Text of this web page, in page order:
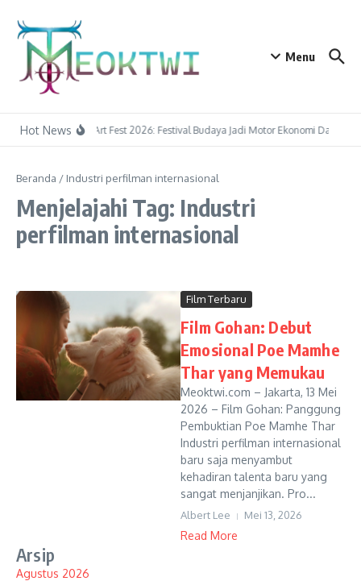
Menu
Hot NewsTapin Art Fest 2026: Festival Budaya Jadi Motor Ekonomi Daerah
Beranda / Industri perfilman internasional
Menjelajahi Tag: Industri
perfilman internasional
Film Terbaru
Film Gohan: Debut
Emosional Poe Mamhe
Thar yang Memukau
Meoktwi.com – Jakarta, 13 Mei
2026 – Film Gohan: Panggung
Pembuktian Poe Mamhe Thar
Industri perfilman internasional
baru saja menyambut
kehadiran talenta baru yang
sangat menjanjikan. Pro...
Albert Lee Mei 13, 2026
Read More
Arsip
Agustus 2026